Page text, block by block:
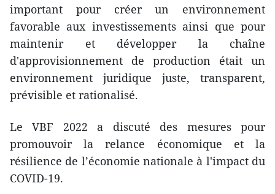
important pour créer un environnement
favorable aux investissements ainsi que pour
maintenir et développer la chaîne
d'approvisionnement de production était un
environnement juridique juste, transparent,
prévisible et rationalisé.
Le VBF 2022 a discuté des mesures pour
promouvoir la relance économique et la
résilience de l’économie nationale à l'impact du
COVID-19.